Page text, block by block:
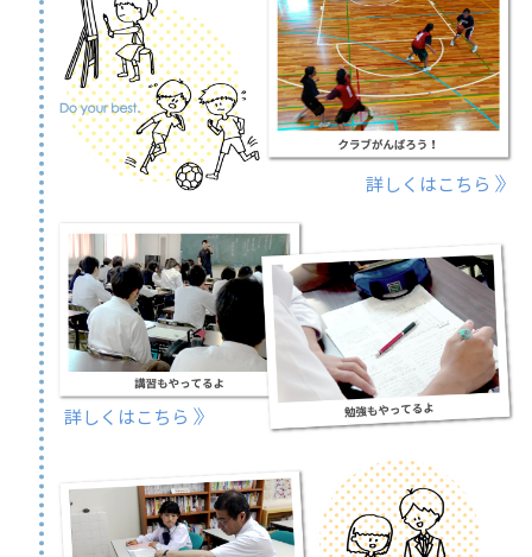
詳しくはこちら
詳しくはこちら